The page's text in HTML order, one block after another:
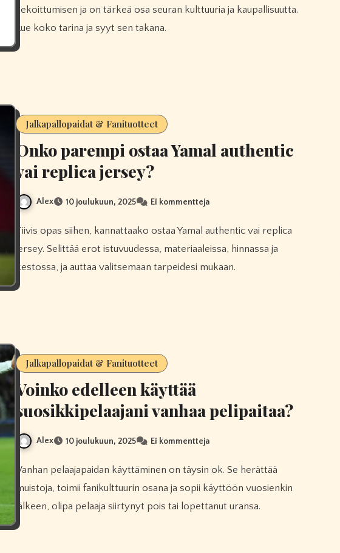
sekoittumisen ja on tärkeä osa seuran kulttuuria ja kaupallisuutta.
Lue koko tarina ja syyt sen takana.
Jalkapallopaidat & Fanituotteet
Onko parempi ostaa Yamal authentic
vai replica jersey?
Alex 10 joulukuun, 2025 Ei kommentteja
Tiivis opas siihen, kannattaako ostaa Yamal authentic vai replica
jersey. Selittää erot istuvuudessa, materiaaleissa, hinnassa ja
kestossa, ja auttaa valitsemaan tarpeidesi mukaan.
Jalkapallopaidat & Fanituotteet
Voinko edelleen käyttää
suosikkipelaajani vanhaa pelipaitaa?
Alex 10 joulukuun, 2025 Ei kommentteja
Vanhan pelaajapaidan käyttäminen on täysin ok. Se herättää
muistoja, toimii fanikulttuurin osana ja sopii käyttöön vuosienkin
jälkeen, olipa pelaaja siirtynyt pois tai lopettanut uransa.